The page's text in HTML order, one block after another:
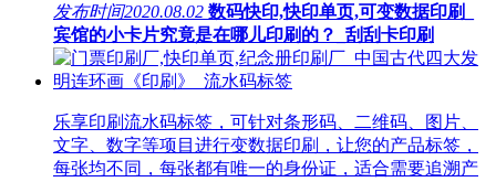
发布时间2020.08.02 数码快印,快印单页,可变数据印刷_
宾馆的小卡片究竟是在哪儿印刷的？_刮刮卡印刷
乐享印刷流水码标签，可针对条形码、二维码、图片、
文字、数字等项目进行变数据印刷，让您的产品标签，
每张均不同，每张都有唯一的身份证，适合需要追溯产